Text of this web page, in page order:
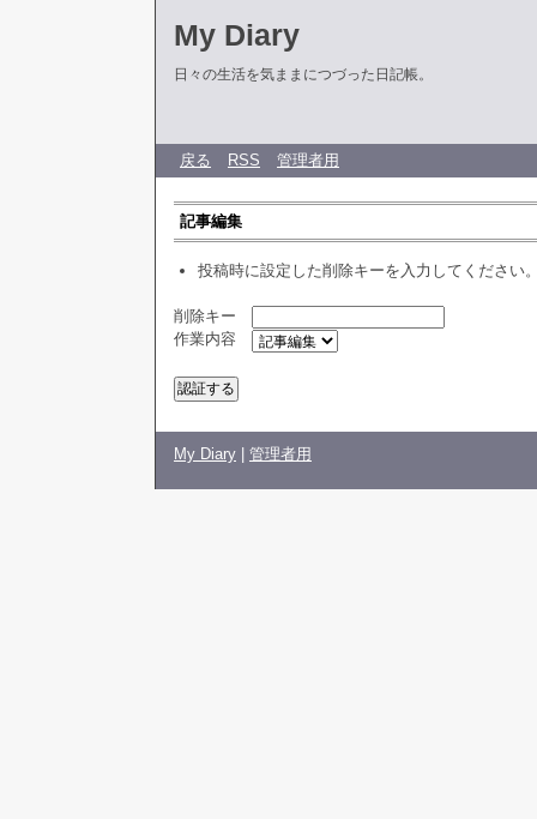
My Diary
日々の生活を気ままにつづった日記帳。
戻る RSS 管理者用
記事編集
投稿時に設定した削除キーを入力してください
削除キー
作業内容
My Diary 管理者用